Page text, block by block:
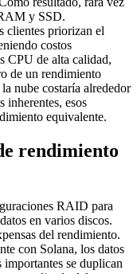
y SSD.
clientes priorizan el
costos
CPU de alta calidad,
de un rendimiento
nube costaría alrededor
inherentes, esos
equivalente.
rendimiento
RAID para
en varios discos.
del rendimiento.
con Solana, los datos
se duplican